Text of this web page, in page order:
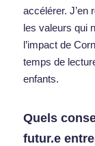
accélérer. J’en
les valeurs qui
l’impact de
temps de
enfants.
Quels
futur.e